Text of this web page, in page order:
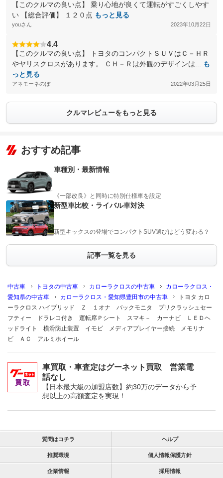
【このクルマの良い点】 乗り心地が良くて運転がすごくしやす
い 【総合評価】 １２０点 もっと見る
youさん 2023年10月22日
4.4
【このクルマの良い点】 トヨタのコンパクトＳＵＶはＣ－ＨＲ
やヤリスクロスがあります。 ＣＨ－Ｒは外観のデザインは...
も
っと見る
アネモーネのぼ 2022年03月25日
クルマレビューをもっと見る
おすすめ記事
車種別・最新情報
《一部改良》と同時に特別仕様車を設定
新型車比較・ライバル車対決
新型キックスの登場でコンパクトSUV選びはどう変わる？
記事一覧を見る
中古車 トヨタの中古車 カローラクロスの中古車
カローラクロス・
愛知県の中古車
カローラクロス・愛知県豊田市の中古車
トヨタ カロ
ーラクロス ハイブリッド Ｚ １オナ バックモニタ プリクラッシュセー
フティー ドラレコ付き 運転席Ｐシート スマキ－ カーナビ ＬＥＤヘ
ッドライト 横滑防止装置 イモビ メディアプレイヤー接続 メモリナ
ビ ＡＣ アルミホイール
車買取・車査定はグーネット買取 営業電
話なし
【日本最大級の加盟店数】約30万のデータから予
想以上の高額査定を実現！
質問はコチラ ヘルプ
推奨環境 個人情報保護方針
企業情報 採用情報